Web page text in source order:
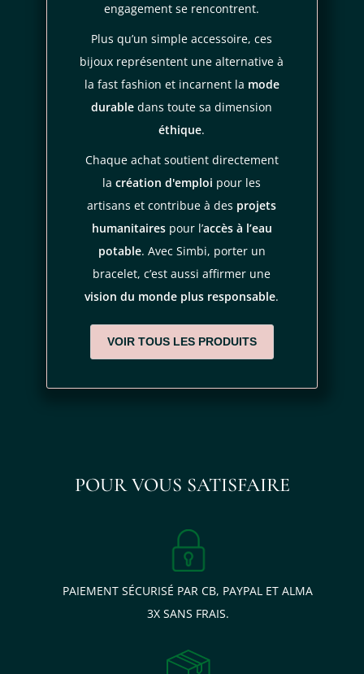
engagement se rencontrent.
Plus qu’un simple accessoire, ces
bijoux représentent une alternative à
la fast fashion et incarnent la mode
durabledans toute sa dimension
éthique.
Chaque achat soutient directement
lacréation d'emploi pour les
artisans et contribue à des projets
humanitairespour l’accès à l’eau
potable. Avec Simbi, porter un
bracelet, c’est aussi affirmer une
vision du monde plus responsable.
VOIR TOUS LES PRODUITS
POUR VOUS SATISFAIRE
PAIEMENT SÉCURISÉ PAR CB, PAYPAL ET ALMA
3X SANS FRAIS.
Je consens aussi à recevoir les offres
confidentialité.
règles de
conditions d'utilisation